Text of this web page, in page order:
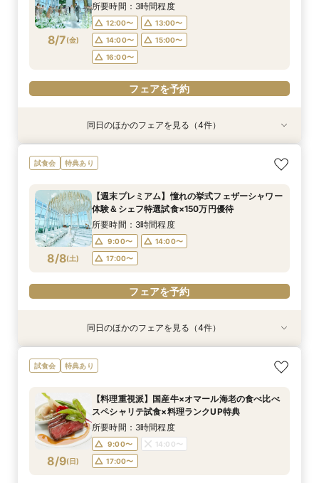
8/7(金)
所要時間：3時間程度
12:00〜
13:00〜
14:00〜
15:00〜
16:00〜
フェアを予約
特典あり
8/7(金)
【17時以降】お仕事帰りやテーマパーク帰りに夜
景×スペシャリテ試食
17:00〜
17:30〜
18:00〜
フェアを予約
特典あり
8/7(金)
【初めて式場見学のおふたり】即決なしで安心＆
お気軽×シェフ特選試食
12:00〜
13:00〜
14:00〜
15:00〜
16:00〜
特典あり
8/7(金)
2名様からOK【少人数で結婚式】アットホームウ
エディング相談会
12:00〜
14:00〜
16:00〜
電話予約のみ
特典あり
8/7(金)
【愛犬と叶えるペット婚】リングドッグ＆足形ス
タンプ×厳選試食＆20万円分のワンちゃん優待
12:00〜
14:00〜
16:00〜
フェアを予約
同日のほかのフェアを見る（4件）
試食会 特典あり
8/8(土)
【週末プレミアム】憧れの挙式フェザーシャワー
体験＆シェフ特選試食×150万円優待
所要時間：3時間程度
9:00〜
14:00〜
17:00〜
フェアを予約
特典あり
8/8(土)
【初めて式場見学のおふたり】即決なしで安心＆
お気軽×シェフ特選試食
9:00〜
14:00〜
17:00〜
フェアを予約
特典あり
8/8(土)
【17時以降】お仕事帰りやテーマパーク帰りに夜
景×スペシャリテ試食
17:00〜
17:30〜
18:00〜
フェアを予約
特典あり
8/8(土)
2名様からOK【少人数で結婚式】アットホームウ
エディング相談会
9:00〜
14:00〜
17:00〜
フェアを予約
特典あり
8/8(土)
【愛犬と叶えるペット婚】リングドッグ＆足形ス
タンプ×厳選試食＆20万円分のワンちゃん優待
9:00〜
14:00〜
17:00〜
フェアを予約
同日のほかのフェアを見る（4件）
試食会 特典あり
8/9(日)
【料理重視派】国産牛×オマール海老の食べ比べ
スペシャリテ試食×料理ランクUP特典
所要時間：3時間程度
9:00〜
14:00〜
17:00〜